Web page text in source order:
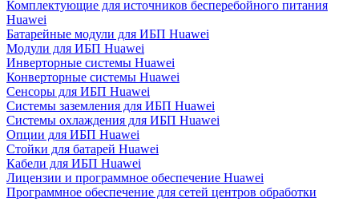
Комплектующие для источников бесперебойного питания
Huawei
Батарейные модули для ИБП Huawei
Модули для ИБП Huawei
Инверторные системы Huawei
Конверторные системы Huawei
Сенсоры для ИБП Huawei
Системы заземления для ИБП Huawei
Системы охлаждения для ИБП Huawei
Опции для ИБП Huawei
Стойки для батарей Huawei
Кабели для ИБП Huawei
Лицензии и программное обеспечение Huawei
Программное обеспечение для сетей центров обработки